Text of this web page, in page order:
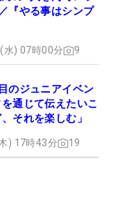
『やる事はシンプ
水) 07時00分 9
のジュニアイベン
通じて伝えたいこ
それを楽しむ」
) 17時43分 19